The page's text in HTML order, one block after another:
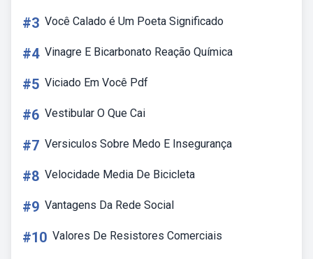
#3 Você Calado é Um Poeta Significado
#4 Vinagre E Bicarbonato Reação Química
#5 Viciado Em Você Pdf
#6 Vestibular O Que Cai
#7 Versiculos Sobre Medo E Insegurança
#8 Velocidade Media De Bicicleta
#9 Vantagens Da Rede Social
#10 Valores De Resistores Comerciais